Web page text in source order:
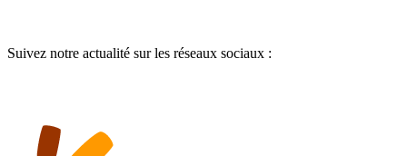
Suivez notre actualité sur les réseaux sociaux :